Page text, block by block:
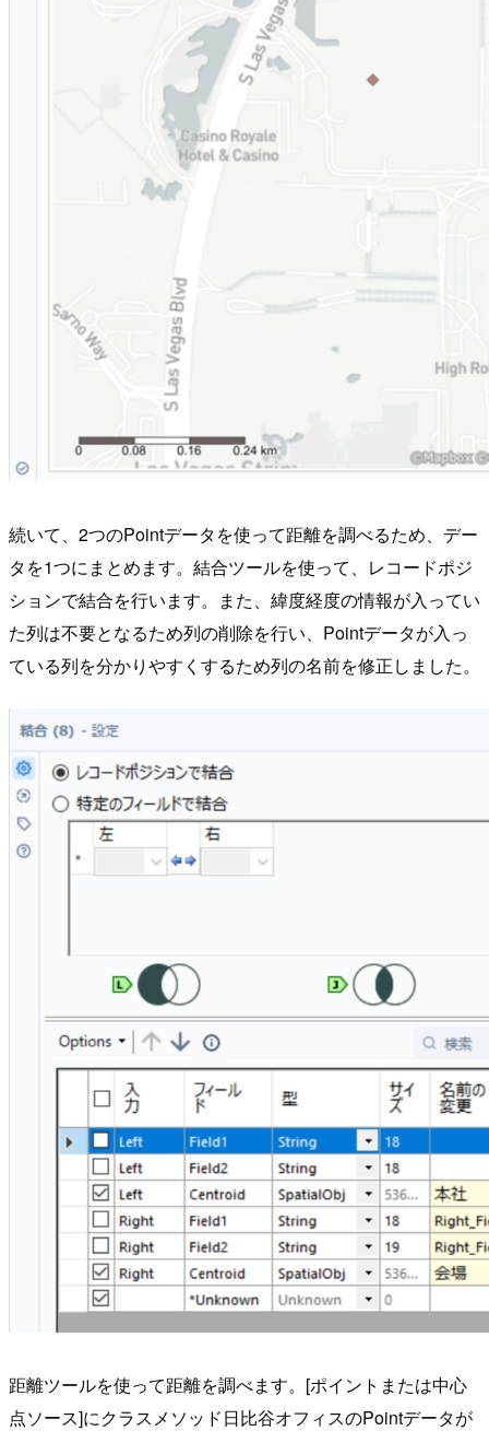
続いて、2つのPointデータを使って距離を調べるため、デー
タを1つにまとめます。結合ツールを使って、レコードポジ
ションで結合を行います。また、緯度経度の情報が入ってい
た列は不要となるため列の削除を行い、Pointデータが入っ
ている列を分かりやすくするため列の名前を修正しました。
距離ツールを使って距離を調べます。[ポイントまたは中心
点ソース]にクラスメソッド日比谷オフィスのPointデータが